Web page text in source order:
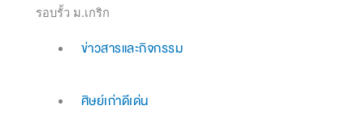
รอบรั้ว ม.เกริก
ข่าวสารและกิจกรรม
ศิษย์เก่าดีเด่น